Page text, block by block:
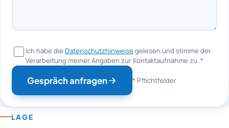
Ich habe die Datenschutzhinweise gelesen und stimme der
Verarbeitung meiner Angaben zur Kontaktaufnahme zu.*
Gespräch anfragen * Pflichtfelder
LAGE